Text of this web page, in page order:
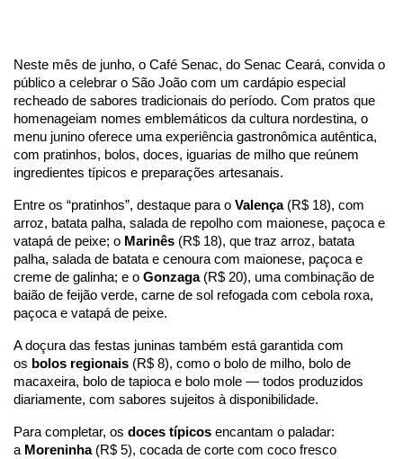
Neste mês de junho, o Café Senac, do Senac Ceará, convida o
público a celebrar o São João com um cardápio especial
recheado de sabores tradicionais do período. Com pratos que
homenageiam nomes emblemáticos da cultura nordestina, o
menu junino oferece uma experiência gastronômica autêntica,
com pratinhos, bolos, doces, iguarias de milho que reúnem
ingredientes típicos e preparações artesanais.
Entre os “pratinhos”, destaque para o Valença(R$ 18), com
arroz, batata palha, salada de repolho com maionese, paçoca e
vatapá de peixe; o Marinês (R$ 18), que traz arroz, batata
palha, salada de batata e cenoura com maionese, paçoca e
creme de galinha; e o Gonzaga(R$ 20), uma combinação de
baião de feijão verde, carne de sol refogada com cebola roxa,
paçoca e vatapá de peixe.
A doçura das festas juninas também está garantida com
os bolos regionais (R$ 8), como o bolo de milho, bolo de
macaxeira, bolo de tapioca e bolo mole — todos produzidos
diariamente, com sabores sujeitos à disponibilidade.
Para completar, os doces típicos encantam o paladar:
a Moreninha(R$ 5), cocada de corte com coco fresco